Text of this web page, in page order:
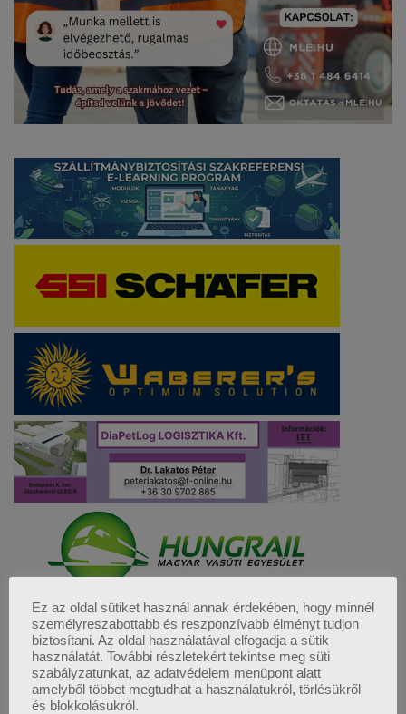
Ez az oldal sütiket használ annak érdekében, hogy minnél
személyreszabottabb és reszponzívabb élményt tudjon
biztosítani. Az oldal használatával elfogadja a sütik
használatát. További részletekért tekintse meg süti
szabályzatunkat, az adatvédelem menüpont alatt
amelyből többet megtudhat a használatukról, törlésükről
és blokkolásukról.